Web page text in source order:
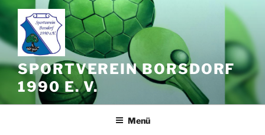
Zum
Inhalt
springen
SPORTVEREIN BORSDORF
1990 E. V.
Menü